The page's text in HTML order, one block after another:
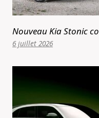
Nouveau Kia Stonic
6 juillet 2026